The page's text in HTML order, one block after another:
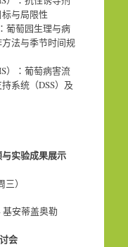
与局限性
葡萄园生理与病
法与季节时间规
）：葡萄病害流
系统（DSS）及
实验成果展示
）
安蒂盖奥勒
会